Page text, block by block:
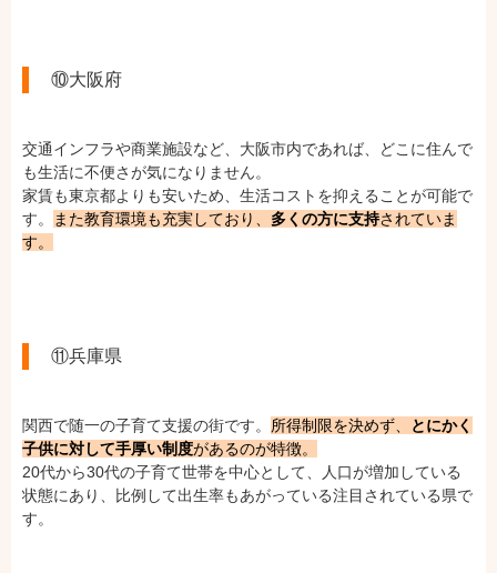
⑩大阪府
交通インフラや商業施設など、大阪市内であれば、どこに住んで
も生活に不便さが気になりません。
家賃も東京都よりも安いため、生活コストを抑えることが可能で
す。
また教育環境も充実しており、 多くの方に支持されていま
す。
⑪兵庫県
関西で随一の子育て支援の街です。 所得制限を決めず、
とにかく
子供に対して手厚い制度があるのが特徴。
20代から30代の子育て世帯を中心として、人口が増加している
状態にあり、比例して出生率もあがっている注目されている県で
す。